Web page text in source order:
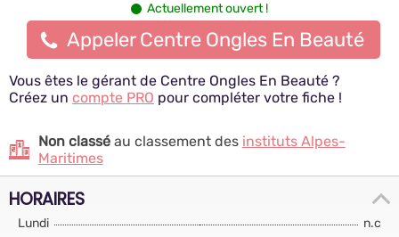
Actuellement ouvert !
Appeler Centre Ongles En Beauté
Vous êtes le gérant de Centre Ongles En Beauté ?
Créez un compte PRO pour compléter votre fiche !
Non classéau classement des instituts Alpes-
Maritimes
HORAIRES
Lundi
n.c